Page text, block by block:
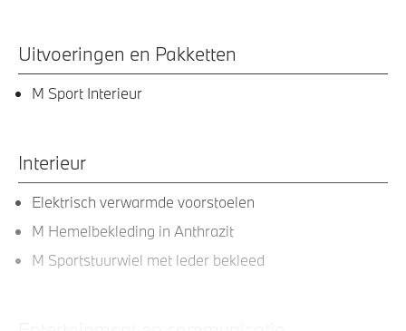
Uitvoeringen en Pakketten
M Sport Interieur
Interieur
Elektrisch verwarmde voorstoelen
M Hemelbekleding in Anthrazit
M Sportstuurwiel met leder bekleed